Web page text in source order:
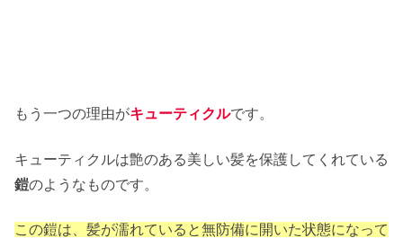
もう一つの理由がキューティクルです。
キューティクルは艶のある美しい髪を保護してくれている
鎧のようなものです。
この鎧は、髪が濡れていると無防備に開いた状態になって